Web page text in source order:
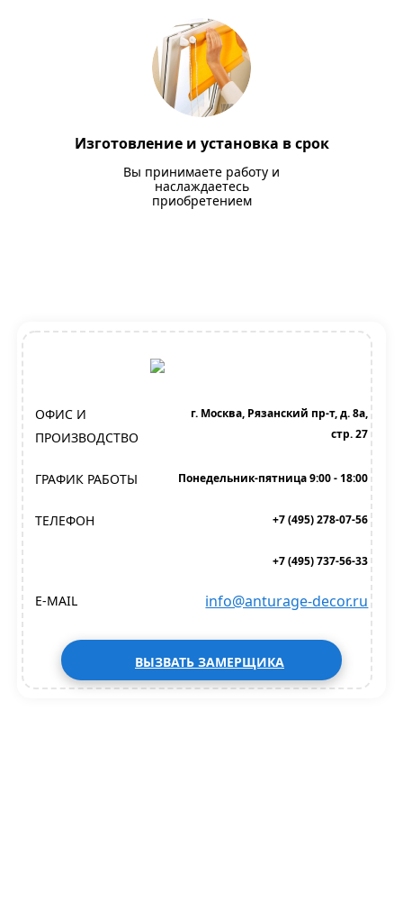
Изготовление и установка в срок
Вы принимаете работу и
наслаждаетесь
приобретением
ОФИС И
ПРОИЗВОДСТВО
г. Москва, Рязанский пр-т, д. 8а,
стр. 27
ГРАФИК РАБОТЫ Понедельник-пятница 9:00 - 18:00
ТЕЛЕФОН +7 (495) 278-07-56
+7 (495) 737-56-33
E-MAIL info@anturage-decor.ru
ВЫЗВАТЬ ЗАМЕРЩИКА